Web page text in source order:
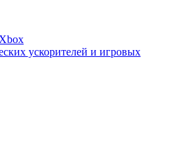
ускорителей и игровых